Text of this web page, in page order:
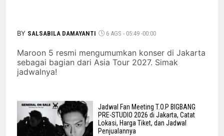
BY SALSABILA DAMAYANTI 6 AGS - 05:49 -00:00
Maroon 5 resmi mengumumkan konser di Jakarta
sebagai bagian dari Asia Tour 2027. Simak
jadwalnya!
Jadwal Fan Meeting T.O.P BIGBANG
PRE-STUDIO 2026 di Jakarta, Catat
Lokasi, Harga Tiket, dan Jadwal
Penjualannya